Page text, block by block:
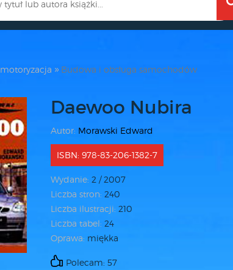
motoryzacja Budowa i obsługa samochodów
Daewoo Nubira
Autor: Morawski Edward
ISBN: 978-83-206-1382-7
Wydanie: 2 / 2007
Liczba stron: 240
Liczba ilustracji: 210
Liczba tabel: 24
Oprawa: miękka
Polecam: 57